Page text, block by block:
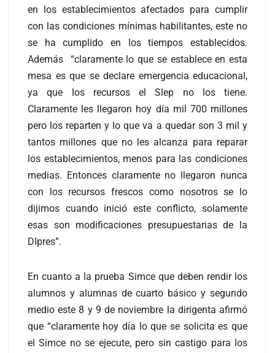
en los establecimientos afectados para cumplir
con las condiciones mínimas habilitantes, este no
se ha cumplido en los tiempos establecidos.
Además “claramente lo que se establece en esta
mesa es que se declare emergencia educacional,
ya que los recursos el Slep no los tiene.
Claramente les llegaron hoy día mil 700 millones
pero los reparten y lo que va a quedar son 3 mil y
tantos millones que no les alcanza para reparar
los establecimientos, menos para las condiciones
medias. Entonces claramente no llegaron nunca
con los recursos frescos como nosotros se lo
dijimos cuando inició este conflicto, solamente
esas son modificaciones presupuestarias de la
DIpres”.
En cuanto a la prueba Simce que deben rendir los
alumnos y alumnas de cuarto básico y segundo
medio este 8 y 9 de noviembre la dirigenta afirmó
que “claramente hoy día lo que se solicita es que
el Simce no se ejecute, pero sin castigo para los